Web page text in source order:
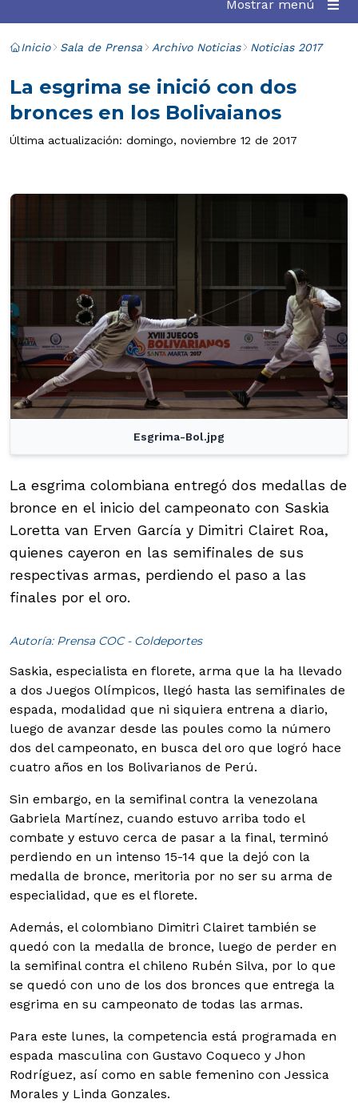
Mostrar menú
Inicio Sala de Prensa Archivo Noticias Noticias 2017
La esgrima se inició con dos
bronces en los Bolivaianos
Última actualización: domingo, noviembre 12 de 2017
Esgrima-Bol.jpg
La esgrima colombiana entregó dos medallas de
bronce en el inicio del campeonato con Saskia
Loretta van Erven García y Dimitri Clairet Roa,
quienes cayeron en las semifinales de sus
respectivas armas, perdiendo el paso a las
finales por el oro.
Autoría: Prensa COC - Coldeportes
Saskia, especialista en florete, arma que la ha llevado
a dos Juegos Olímpicos, llegó hasta las semifinales de
espada, modalidad que ni siquiera entrena a diario,
luego de avanzar desde las poules como la número
dos del campeonato, en busca del oro que logró hace
cuatro años en los Bolivarianos de Perú.
Sin embargo, en la semifinal contra la venezolana
Gabriela Martínez, cuando estuvo arriba todo el
combate y estuvo cerca de pasar a la final, terminó
perdiendo en un intenso 15-14 que la dejó con la
medalla de bronce, meritoria por no ser su arma de
especialidad, que es el florete.
Además, el colombiano Dimitri Clairet también se
quedó con la medalla de bronce, luego de perder en
la semifinal contra el chileno Rubén Silva, por lo que
se quedó con uno de los dos bronces que entrega la
esgrima en su campeonato de todas las armas.
Para este lunes, la competencia está programada en
espada masculina con Gustavo Coqueco y Jhon
Rodríguez, así como en sable femenino con Jessica
Morales y Linda Gonzales.